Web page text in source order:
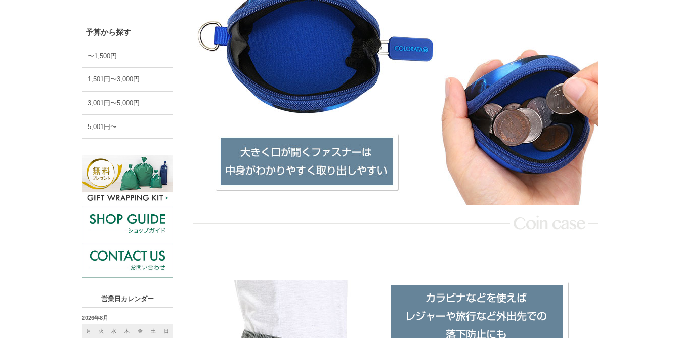
予算から探す
〜1,500円
1,501円〜3,000円
3,001円〜5,000円
5,001円〜
営業日カレンダー
2026年8月
月 火 水 木 金 土 日